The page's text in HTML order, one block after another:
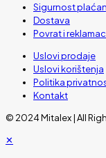
Sigurnost
Dostava
Povrat i
Uslovi prodaje
Uslovi korištenja
Politika
Kontakt
© 2024 Mitalex | All
✕